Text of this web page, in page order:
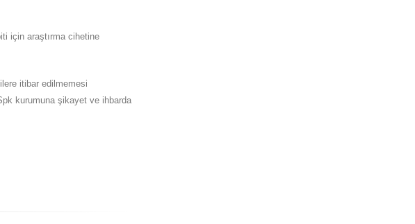
için araştırma cihetine
itibar edilmemesi
kurumuna şikayet ve ihbarda